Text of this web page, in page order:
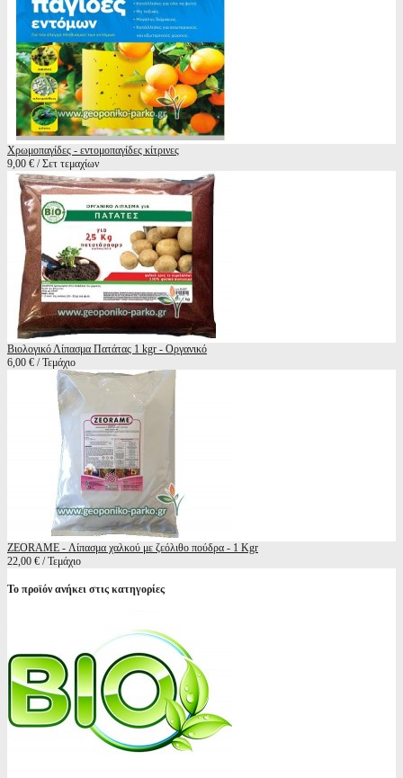
Χρωμοπαγίδες - εντομοπαγίδες κίτρινες
9,00 € / Σετ τεμαχίων
Βιολογικό Λίπασμα Πατάτας 1 kgr - Οργανικό
6,00 € / Τεμάχιο
ZEORAME - Λίπασμα χαλκού με ζεόλιθο πούδρα - 1 Kgr
22,00 € / Τεμάχιο
Το προϊόν ανήκει στις κατηγορίες